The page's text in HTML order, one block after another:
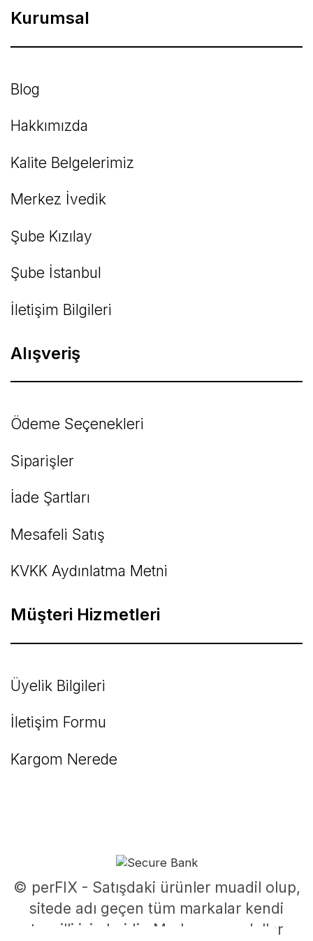
Ürün fiyatı diğer sitelerden daha pahalı.
Bu ürüne benzer farklı alternatifler olmalı.
Kurumsal
Blog
Hakkımızda
Kalite Belgelerimiz
Merkez İvedik
Şube Kızılay
Şube İstanbul
İletişim Bilgileri
Alışveriş
Ödeme Seçenekleri
Siparişler
İade Şartları
Mesafeli Satış
KVKK Aydınlatma Metni
Müşteri Hizmetleri
Üyelik Bilgileri
İletişim Formu
Kargom Nerede
© perFIX - Satışdaki ürünler muadil olup,
sitede adı geçen tüm markalar kendi
tescilli isimleridir. Marka ve modeller